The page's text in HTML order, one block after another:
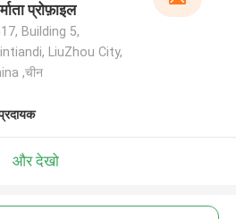
प्रोफ़ाइल
Building 5,
LiuZhou City,
,चीन
और देखो